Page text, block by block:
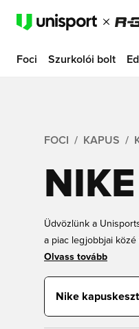
Foci Szurkolói bolt
FOCI KAPUS
Üdvözlünk a
a piac legjobbjai közé
óta meghatározzák a
közül válogathatsz,
Olvass tovább
Nike